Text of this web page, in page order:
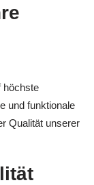
höchste
und funktionale
Qualität unserer